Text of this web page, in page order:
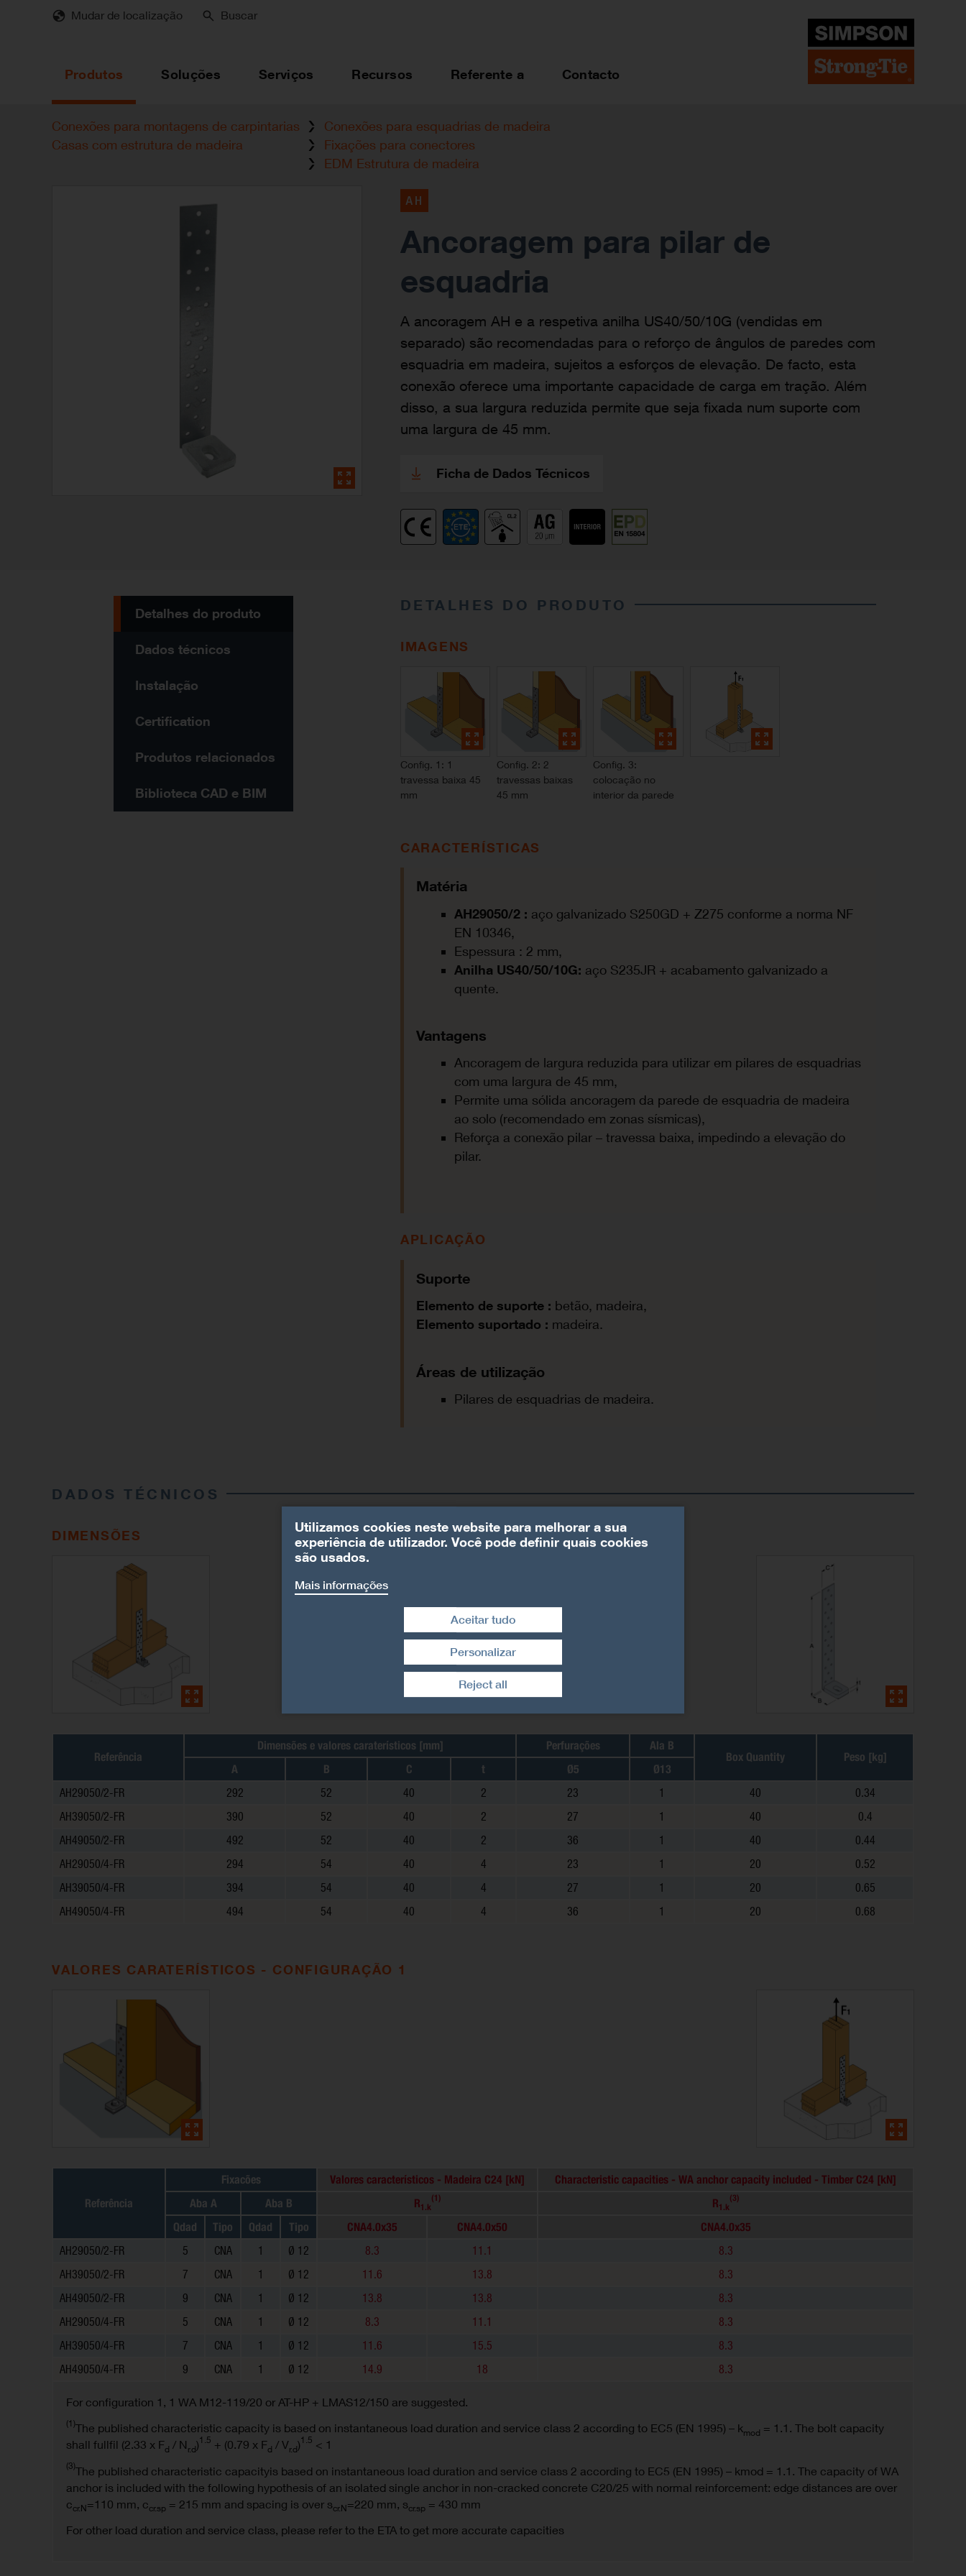
Mudar de localização Buscar
Produtos Soluções Serviços Recursos Referente a Contacto
Conexões para montagens de carpintarias
Casas com estrutura de madeira
Conexões para esquadrias de madeira
Fixações para conectores
EDM Estrutura de madeira
AH
Ancoragem para pilar de
esquadria
A ancoragem AH e a respetiva anilha US40/50/10G (vendidas em
separado) são recomendadas para o reforço de ângulos de paredes com
esquadria em madeira, sujeitos a esforços de elevação. De facto, esta
conexão oferece uma importante capacidade de carga em tração. Além
disso, a sua largura reduzida permite que seja fixada num suporte com
uma largura de 45 mm.
Ficha de Dados Técnicos
Detalhes do produto
Dados técnicos
Instalação
Certification
Produtos relacionados
Biblioteca CAD e BIM
DETALHES DO PRODUTO
IMAGENS
Config. 1: 1
travessa baixa 45
mm
Config. 2: 2
travessas baixas
45 mm
Config. 3:
colocação no
interior da parede
CARACTERÍSTICAS
Matéria
AH29050/2 : aço galvanizado S250GD + Z275 conforme a norma NF
EN 10346,
Espessura : 2 mm,
Anilha US40/50/10G: aço S235JR + acabamento galvanizado a
quente.
Vantagens
Ancoragem de largura reduzida para utilizar em pilares de esquadrias
com uma largura de 45 mm,
Permite uma sólida ancoragem da parede de esquadria de madeira
ao solo (recomendado em zonas sísmicas),
Reforça a conexão pilar – travessa baixa, impedindo a elevação do
pilar.
APLICAÇÃO
Suporte
Elemento de suporte : betão, madeira,
Elemento suportado : madeira.
Áreas de utilização
Pilares de esquadrias de madeira.
DADOS TÉCNICOS
DIMENSÕES
Referência
Dimensões e valores caraterísticos [mm] Perfurações
Ala B
Box Quantity
Peso [kg]
A
B C t Ø5 Ø13
AH29050/2-FR 292 52 40 2 23 1 40
0.34
AH39050/2-FR
390 52 40 2 27 1 40
0.4
AH49050/2-FR
492 52 40 2 36 1 40
0.44
AH29050/4-FR
294 54 40 4 23 1 20
0.52
AH39050/4-FR
394 54 40 4 27 1 20
0.65
AH49050/4-FR
494 54 40 4 36 1 20 0.68
VALORES CARATERÍSTICOS - CONFIGURAÇÃO 1
Referência
Fixacões Valores característicos - Madeira C24 [kN]
Characteristic capacities - WA anchor capacity included - Timber C24 [kN]
Aba A
Aba B R1.k
(1) R1.k
(3)
Qdad Tipo Qdad Tipo CNA4.0x35 CNA4.0x50 CNA4.0x35
AH29050/2-FR 5 CNA 1 Ø 12 8.3 11.1
8.3
AH39050/2-FR
7 CNA 1 Ø 12 11.6 13.8
8.3
AH49050/2-FR
9 CNA 1 Ø 12 13.8 13.8
8.3
AH29050/4-FR
5 CNA 1 Ø 12 8.3 11.1
8.3
AH39050/4-FR
7 CNA 1 Ø 12 11.6 15.5
8.3
AH49050/4-FR
9 CNA 1 Ø 12 14.9 18 8.3
For configuration 1, 1 WA M12-119/20 or AT-HP + LMAS12/150 are suggested.
(1)The published characteristic capacity is based on instantaneous load duration and service class 2 according to EC5 (EN 1995) – kmod = 1.1. The bolt capacity
shall fullfil (2.33 x Fd / N r.d)1.5 + (0.79 x Fd / Vr.d)1.5 < 1
(3)The published characteristic capacityis based on instantaneous load duration and service class 2 according to EC5 (EN 1995) – kmod = 1.1. The capacity of WA
anchor is included with the following hypothesis of an isolated single anchor in non-cracked concrete C20/25 with normal reinforcement: edge distances are over
ccr.N=110 mm, ccr.sp = 215 mm and spacing is over scr.N=220 mm, scr.sp = 430 mm
For other load duration and service class, please refer to the ETA to get more accurate capacities
Utilizamos cookies neste website para melhorar a sua
experiência de utilizador. Você pode definir quais cookies
são usados.
Mais informações
Reject all
Aceitar tudo
Retirar consentimento
Personalizar